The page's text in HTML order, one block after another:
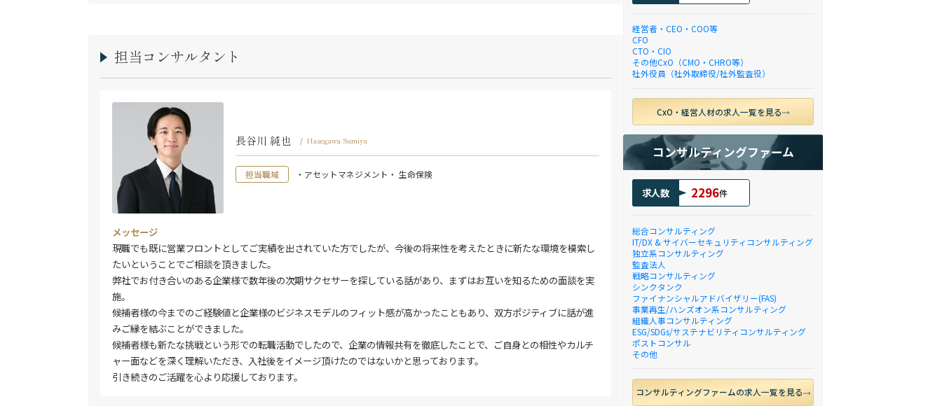
担当コンサルタント
長谷川 純也 / Hasegawa Sumiya
担当職域 ・アセットマネジメント ・ 生命保険
メッセージ
現職でも既に営業フロントとしてご実績を出されていた方でしたが、今後の将来性を考えたときに新たな環境を模索し
たいということでご相談を頂きました。
弊社でお付き合いのある企業様で数年後の次期サクセサーを探している話があり、まずはお互いを知るための面談を実
施。
候補者様の今までのご経験値と企業様のビジネスモデルのフィット感が高かったこともあり、双方ポジティブに話が進
みご縁を結ぶことができました。
候補者様も新たな挑戦という形での転職活動でしたので、企業の情報共有を徹底したことで、ご自身との相性やカルチ
ャー面などを深く理解いただき、入社後をイメージ頂けたのではないかと思っております。
引き続きのご活躍を心より応援しております。
経営者・CEO・COO等
CFO
CTO・CIO
その他CxO（CMO・CHRO等）
社外役員（社外取締役/社外監査役）
CxO・経営人材の求人一覧を見る
コンサルティングファーム
求人数 2296件
総合コンサルティング
IT/DX & サイバーセキュリティコンサルティング
独立系コンサルティング
監査法人
戦略コンサルティング
シンクタンク
ファイナンシャルアドバイザリー(FAS)
事業再生/ハンズオン系コンサルティング
組織人事コンサルティング
ESG/SDGs/サステナビリティコンサルティング
ポストコンサル
その他
コンサルティングファームの求人一覧を見る